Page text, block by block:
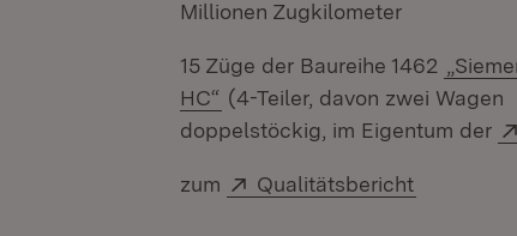
Millionen Zugkilometer
15 Züge der Baureihe 1462
HC“ (4-Teiler, davon zwei Wagen
doppelstöckig, im Eigentum der
zum Extern:
Qualitätsbericht